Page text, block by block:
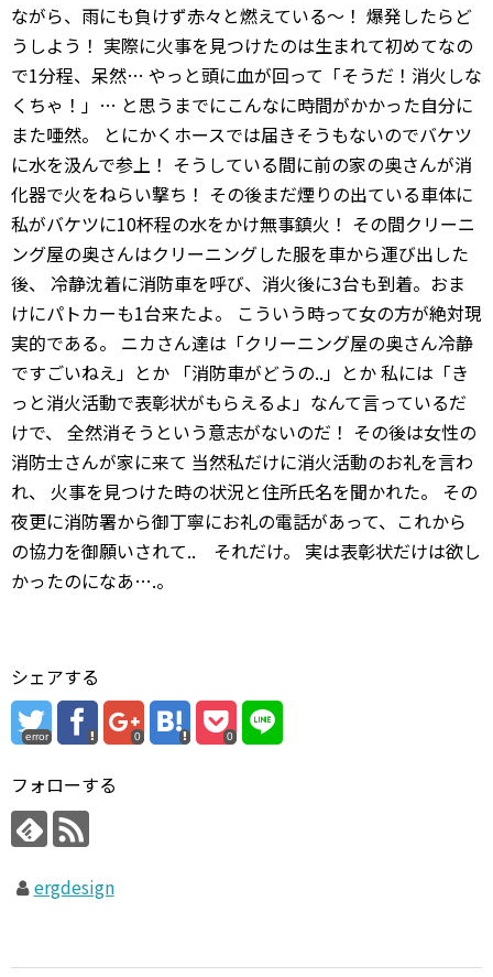
ながら、雨にも負けず赤々と燃えている〜！ 爆発したらど
うしよう！ 実際に火事を見つけたのは生まれて初めてなの
で1分程、呆然… やっと頭に血が回って「そうだ！消火しな
くちゃ！」… と思うまでにこんなに時間がかかった自分に
また唖然。 とにかくホースでは届きそうもないのでバケツ
に水を汲んで参上！ そうしている間に前の家の奥さんが消
化器で火をねらい撃ち！ その後まだ煙りの出ている車体に
私がバケツに10杯程の水をかけ無事鎮火！ その間クリーニ
ング屋の奥さんはクリーニングした服を車から運び出した
後、 冷静沈着に消防車を呼び、消火後に3台も到着。おま
けにパトカーも1台来たよ。 こういう時って女の方が絶対現
実的である。 ニカさん達は「クリーニング屋の奥さん冷静
ですごいねえ」とか 「消防車がどうの..」とか 私には「き
っと消火活動で表彰状がもらえるよ」なんて言っているだ
けで、 全然消そうという意志がないのだ！ その後は女性の
消防士さんが家に来て 当然私だけに消火活動のお礼を言わ
れ、 火事を見つけた時の状況と住所氏名を聞かれた。 その
夜更に消防署から御丁寧にお礼の電話があって、これから
の協力を御願いされて.. それだけ。 実は表彰状だけは欲し
かったのになあ….。
シェアする
error 0 0
フォローする
ergdesign